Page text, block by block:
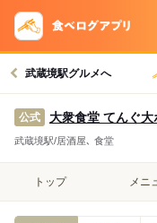
武蔵境駅グルメへ
公式 大衆食堂 てんぐ
武蔵境駅/居酒屋､ 食堂
トップ メニ